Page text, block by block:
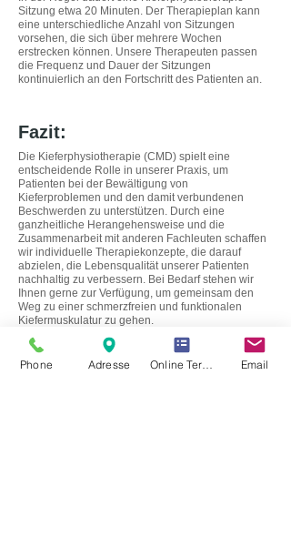
Sitzung etwa 20 Minuten. Der Therapieplan kann
eine unterschiedliche Anzahl von Sitzungen
vorsehen, die sich über mehrere Wochen
erstrecken können. Unsere Therapeuten passen
die Frequenz und Dauer der Sitzungen
kontinuierlich an den Fortschritt des Patienten an.
Fazit:
Die Kieferphysiotherapie (CMD) spielt eine
entscheidende Rolle in unserer Praxis, um
Patienten bei der Bewältigung von
Kieferproblemen und den damit verbundenen
Beschwerden zu unterstützen. Durch eine
ganzheitliche Herangehensweise und die
Zusammenarbeit mit anderen Fachleuten schaffen
wir individuelle Therapiekonzepte, die darauf
abzielen, die Lebensqualität unserer Patienten
nachhaltig zu verbessern. Bei Bedarf stehen wir
Ihnen gerne zur Verfügung, um gemeinsam den
Weg zu einer schmerzfreien und funktionalen
Kiefermuskulatur zu gehen.
Phone Adresse Email